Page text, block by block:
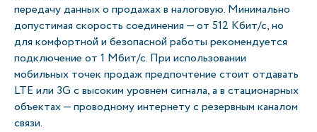
передачу данных о продажах в налоговую. Минимально
допустимая скорость соединения — от 512 Кбит/с, но
для комфортной и безопасной работы рекомендуется
подключение от 1 Мбит/с. При использовании
мобильных точек продаж предпочтение стоит отдавать
LTE или 3G с высоким уровнем сигнала, а в стационарных
объектах — проводному интернету с резервным каналом
связи.